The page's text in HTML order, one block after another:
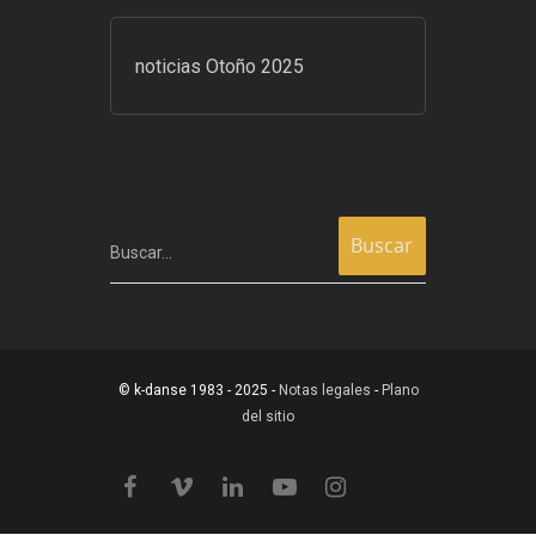
noticias Otoño 2025
Buscar…
© k-danse 1983 - 2025 - Notas legales - Plano
del sitio